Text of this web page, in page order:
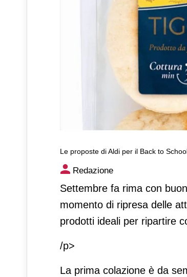
Le proposte di Aldi per il Back to
Le proposte di Aldi
Redazione
Settembre fa rima con
momento di ripresa delle
prodotti ideali per ripartire
/p>
La prima colazione è da